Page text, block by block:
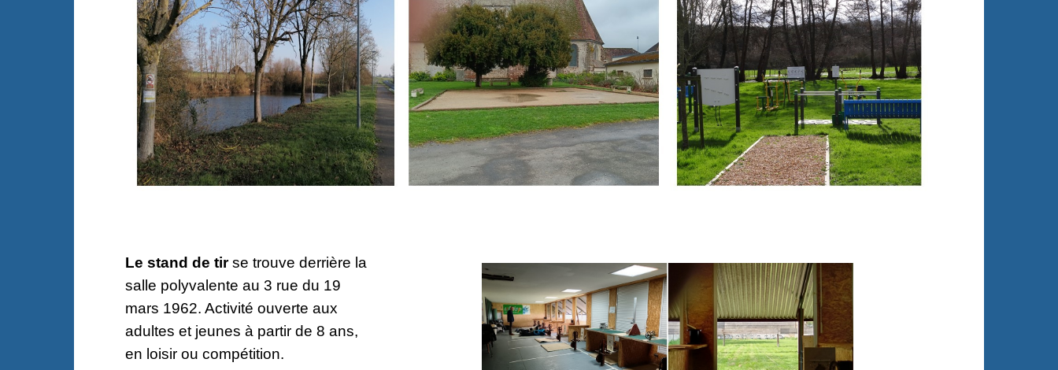
Le stand de tirse trouve derrière la
salle polyvalente au 3 rue du 19
mars 1962. Activité ouverte aux
adultes et jeunes à partir de 8 ans,
en loisir ou compétition.